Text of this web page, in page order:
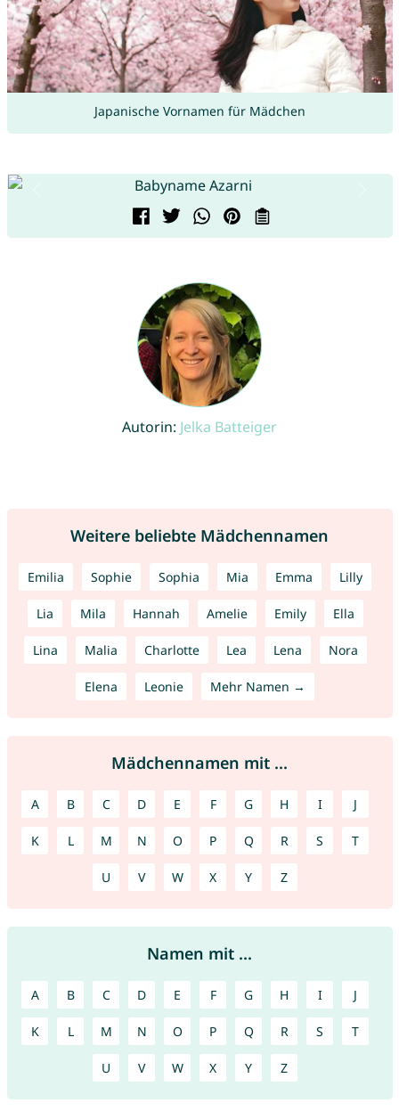
Japanische Vornamen für Mädchen
Autorin: Jelka Batteiger
Weitere beliebte Mädchennamen
Emilia Sophie Sophia Mia Emma Lilly
Lia Mila Hannah Amelie Emily Ella
Lina Malia Charlotte Lea Lena Nora
Elena Leonie Mehr Namen →
Mädchennamen mit ...
A B C D E F G H I J
K L M N O P Q R S T
U V W X Y Z
Namen mit ...
A B C D E F G H I J
K L M N O P Q R S T
U V W X Y Z